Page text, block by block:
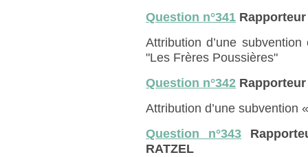
Question n°341
Attribution d’une
"Les Frères Poussières"
Question n°342
Attribution d’une subvention
Question n°343
RATZEL